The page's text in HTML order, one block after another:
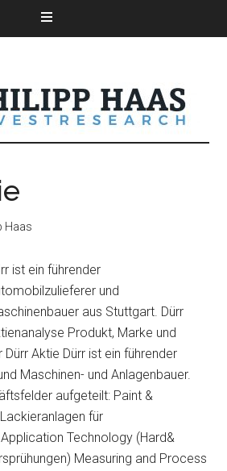
Haas
ist ein führender
und
aus Stuttgart. Dürr
Produkt, Marke und
Aktie Dürr ist ein führender
Maschinen- und Anlagenbauer.
aufgeteilt: Paint &
für
Technology (Hard&
Measuring and Process